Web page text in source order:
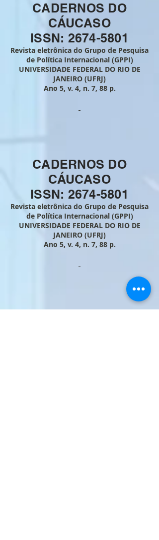
CADERNOS DO
CÁUCASO
ISSN: 2674-5801
Revista eletrônica do Grupo de Pesquisa
de Política Internacional (GPPI)
UNIVERSIDADE FEDERAL DO RIO DE
JANEIRO (UFRJ)
Ano 5, v. 4, n. 7, 88 p.
CADERNOS DO
CÁUCASO
ISSN: 2674-5801
Revista eletrônica do Grupo de Pesquisa
de Política Internacional (GPPI)
UNIVERSIDADE FEDERAL DO RIO DE
JANEIRO (UFRJ)
Ano 5, v. 4, n. 7, 88 p.